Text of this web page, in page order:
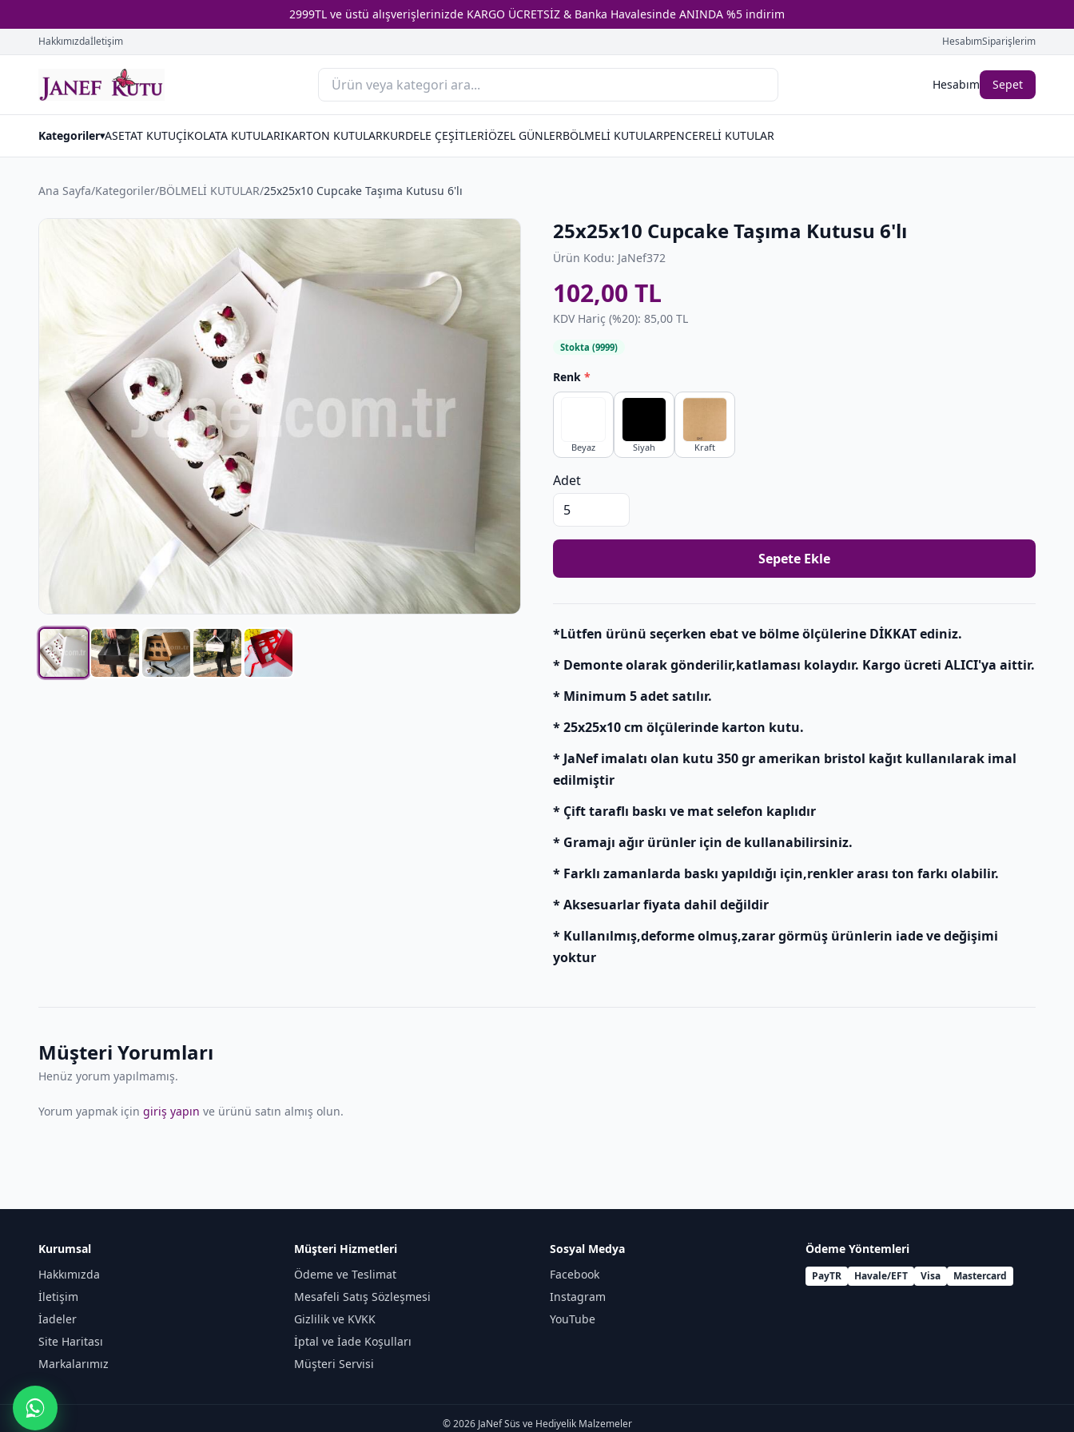
2999TL ve üstü alışverişlerinizde KARGO ÜCRETSİZ & Banka Havalesinde ANINDA %5 indirim
Hakkımızdaİletişim HesabımSiparişlerim
Hesabım Sepet
Kategoriler▾ASETAT KUTUÇİKOLATA KUTULARIKARTON KUTULARKURDELE ÇEŞİTLERİÖZEL GÜNLERBÖLMELİ KUTULARPENCERELİ KUTULAR
Ana Sayfa/Kategoriler/BÖLMELİ KUTULAR/25x25x10 Cupcake Taşıma Kutusu 6'lı
25x25x10 Cupcake Taşıma Kutusu 6'lı
Ürün Kodu: JaNef372
102,00 TL
KDV Hariç (%20): 85,00 TL
Stokta (9999)
Renk *
Beyaz Siyah Kraft
Adet
Sepete Ekle
*Lütfen ürünü seçerken ebat ve bölme ölçülerine DİKKAT ediniz.
* Demonte olarak gönderilir,katlaması kolaydır. Kargo ücreti ALICI'ya aittir.
* Minimum 5 adet satılır.
* 25x25x10 cm ölçülerinde karton kutu.
* JaNef imalatı olan kutu 350 gr amerikan bristol kağıt kullanılarak imal
edilmiştir
* Çift taraflı baskı ve mat selefon kaplıdır
* Gramajı ağır ürünler için de kullanabilirsiniz.
* Farklı zamanlarda baskı yapıldığı için,renkler arası ton farkı olabilir.
* Aksesuarlar fiyata dahil değildir
* Kullanılmış,deforme olmuş,zarar görmüş ürünlerin iade ve değişimi
yoktur
Müşteri Yorumları
Henüz yorum yapılmamış.
Yorum yapmak için giriş yapın ve ürünü satın almış olun.
Kurumsal
Hakkımızda
İletişim
İadeler
Site Haritası
Markalarımız
Müşteri Hizmetleri
Ödeme ve Teslimat
Mesafeli Satış Sözleşmesi
Gizlilik ve KVKK
İptal ve İade Koşulları
Müşteri Servisi
Sosyal Medya
Facebook
Instagram
YouTube
Ödeme Yöntemleri
PayTR Havale/EFT Visa Mastercard
© 2026 JaNef Süs ve Hediyelik Malzemeler